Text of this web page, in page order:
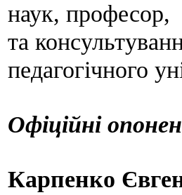
наук, професор,
та
педагогічного
Офіційні
Карпенко